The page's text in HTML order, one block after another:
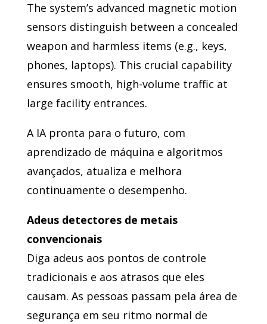
The system’s advanced magnetic motion
sensors distinguish between a concealed
weapon and harmless items (e.g., keys,
phones, laptops). This crucial capability
ensures smooth, high-volume traffic at
large facility entrances.
A IA pronta para o futuro, com
aprendizado de máquina e algoritmos
avançados, atualiza e melhora
continuamente o desempenho.
Adeus detectores de metais
convencionais
Diga adeus aos pontos de controle
tradicionais e aos atrasos que eles
causam. As pessoas passam pela área de
segurança em seu ritmo normal de